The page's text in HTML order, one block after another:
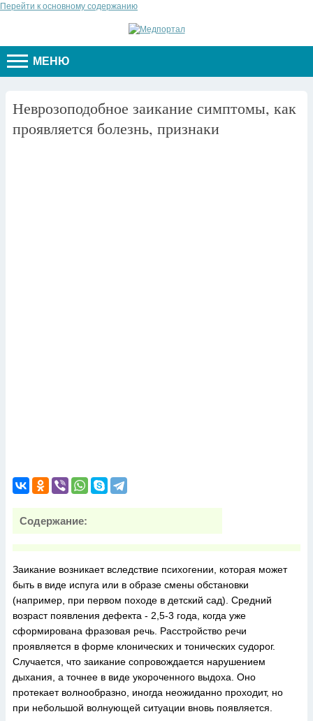
Перейти к основному содержанию
МЕНЮ
Неврозоподобное заикание симптомы, как
проявляется болезнь, признаки
Содержание:
Заикание возникает вследствие психогении, которая может
быть в виде испуга или в образе смены обстановки
(например, при первом походе в детский сад). Средний
возраст появления дефекта - 2,5-3 года, когда уже
сформирована фразовая речь. Расстройство речи
проявляется в форме клонических и тонических судорог.
Случается, что заикание сопровождается нарушением
дыхания, а точнее в виде укороченного выдоха. Оно
протекает волнообразно, иногда неожиданно проходит, но
при небольшой волнующей ситуации вновь появляется.